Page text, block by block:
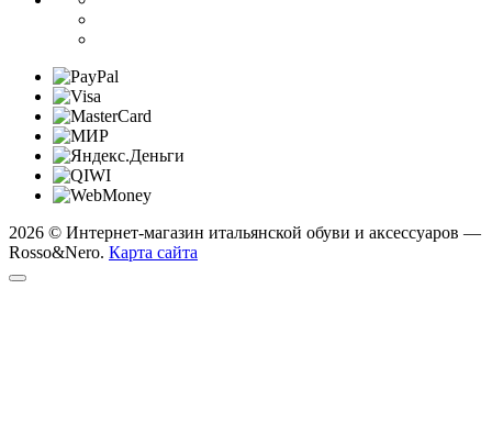
2026 © Интернет-магазин итальянской обуви и аксессуаров —
Rosso&Nero. Карта сайта